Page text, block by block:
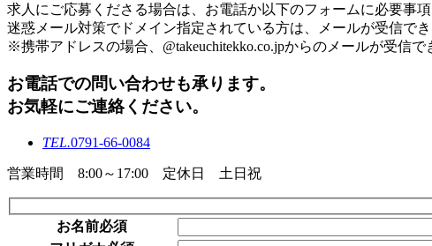
求人にご応募くださる場合は、お電話か以下のフォームに必要事
迷惑メール対策でドメイン指定されている方は、メールが受信で
※携帯アドレスの場合、@takeuchitekko.co.jpからのメールが受信で
お電話での問い合わせも承ります。
お気軽にご連絡ください。
TEL.0791-66-0084
営業時間 8:00～17:00 定休日 土日祝
お名前必須